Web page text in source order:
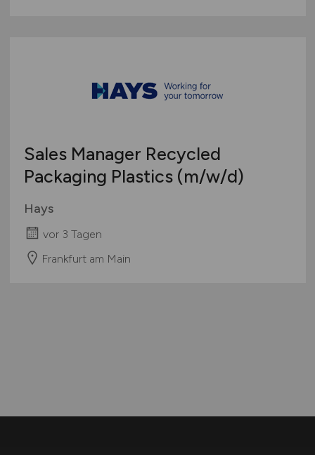
Sales Manager Recycled
Packaging Plastics (m/w/d)
Hays
vor 3 Tagen
Frankfurt am Main